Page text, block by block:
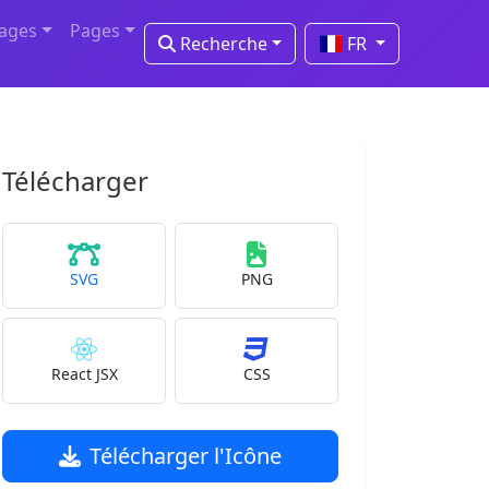
Pages
Recherche FR
Télécharger
SVG PNG
React JSX CSS
Télécharger l'Icône